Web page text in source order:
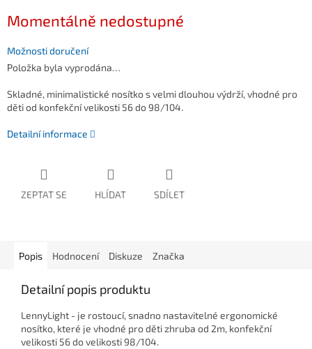
cena:
Momentálně nedostupné
Možnosti doručení
Položka byla vyprodána…
Skladné, minimalistické nosítko s velmi dlouhou výdrží, vhodné pro
děti od konfekční velikosti 56 do 98/104.
Detailní informace
ZEPTAT SE HLÍDAT SDÍLET
Popis Hodnocení Diskuze Značka
Detailní popis produktu
LennyLight - je rostoucí, snadno nastavitelné ergonomické
nosítko, které je vhodné pro děti zhruba od 2m, konfekční
velikosti 56 do velikosti 98/104.